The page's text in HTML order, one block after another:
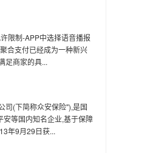
限制-APP中选择语音播报
合支付已经成为一种新兴
足商家的具...
司(下简称众安保险"),是国
安等国内知名企业,基于保障
年9月29日获...